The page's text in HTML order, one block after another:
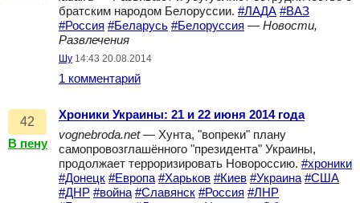
братским народом Белоруссии. #ЛАДА #ВАЗ
#Россия #Беларусь #Белоруссия — Новости,
Развлечения
Шу 14:43 20.08.2014
1 комментарий
42
В пену
Хроники Украины: 21 и 22 июня 2014 года
vognebroda.net— Хунта, "вопреки" плану
самопровозглашённого "президента" Украины,
продолжает терроризировать Новороссию. #хроники
#Донецк #Европа #Харьков #Киев #Украина #США
#ДНР #война #Славянск #Россия #ЛНР